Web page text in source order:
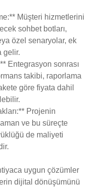
Müşteri hizmetlerini
sohbet botları,
özel senaryolar, ek
gelir.
Entegrasyon sonrası
takibi, raporlama
göre fiyata dahil
Projenin
ve bu süreçte
de maliyeti
uygun çözümler
dijital dönüşümünü